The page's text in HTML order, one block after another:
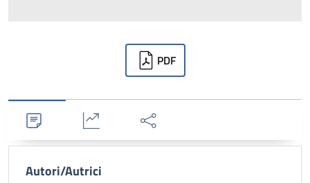
PDF
Dettagli Statistiche Condividi
Autori/Autrici